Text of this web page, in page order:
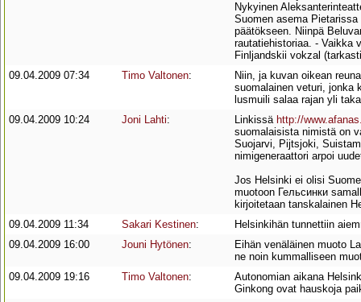
Nykyinen
Suomen asema
päätökseen. Niinpä
rautatiehistoriaa. - Vaikka
Finljandskii vokzal
09.04.2009 07:34
Timo Valtonen:
Niin, ja kuvan oikean
suomalainen veturi, jonka
lusmuili salaa rajan yli
09.04.2009 10:24
Joni Lahti: Linkissä http://
suomalaisista nimistä on
Suojarvi, Pijtsjoki,
nimigeneraattori arpoi
Jos Helsinki ei olisi
muotoon Гельсинки
kirjoitetaan tanskalainen
09.04.2009 11:34
Sakari Kestinen:
Helsinkihän tunnettiin
09.04.2009 16:00
Jouni Hytönen:
Eihän venäläinen muoto
ne noin kummalliseen
09.04.2009 19:16
Timo Valtonen:
Autonomian aikana
Ginkong ovat hauskoja